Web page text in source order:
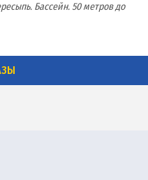
Бассейн. 50 метров до